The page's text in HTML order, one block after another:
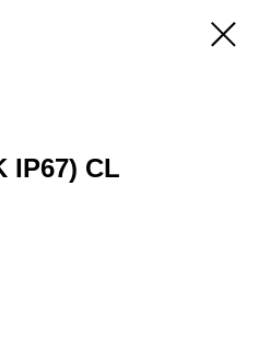
IP67) CL